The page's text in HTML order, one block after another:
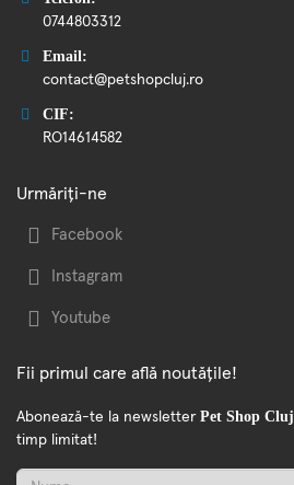
0744803312
Email:
contact@petshopcluj.ro
CIF:
RO14614582
Urmăriți-ne
Facebook
Instagram
Youtube
Fii primul care află noutățile!
Abonează-te la newsletter Pet Shop Cluj
timp limitat!